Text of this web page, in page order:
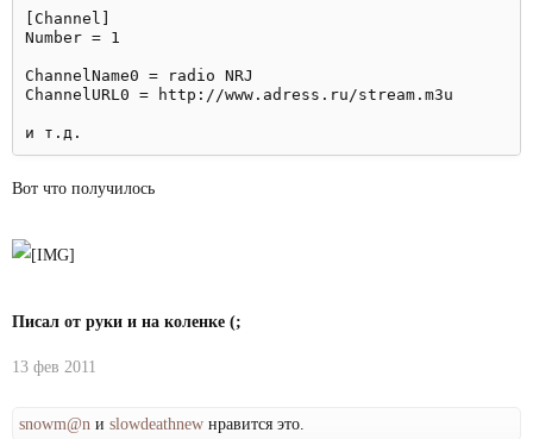
[Channel]
Number = 1
ChannelName0 = radio NRJ
ChannelURL0 = http://www.adress.ru/stream.m3u
Вот что получилось
Писал от руки и на коленке (;
13 фев 2011
snowm@n и slowdeathnew нравится это.